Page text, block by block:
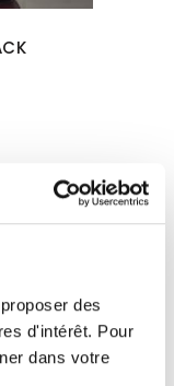
des
d'intérêt. Pour
dans votre